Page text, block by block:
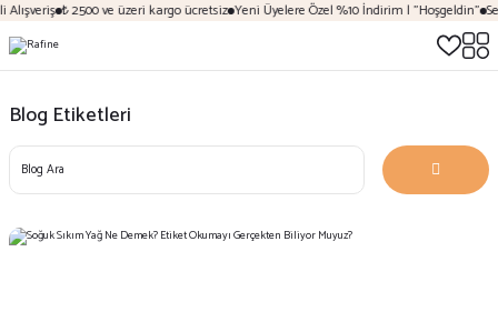
₺ 2500 ve üzeri kargo ücretsiz Yeni Üyelere Özel %10 İndirim | "Hoşgeldin"
Blog Etiketleri